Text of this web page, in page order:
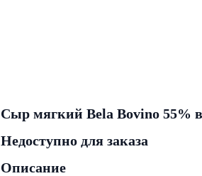
Сыр мягкий Bela Bovino 55%
Недоступно для заказа
Описание